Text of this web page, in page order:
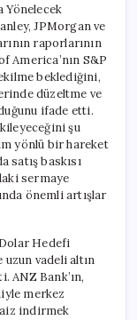
Yönelecek
JPMorgan ve
raporlarının
America’nın S&P
beklediğini,
düzeltme ve
ifade etti.
şu
yönlü bir hareket
baskısı
sermaye
önemli artışlar
Hedefi
uzun vadeli altın
Bank’ın,
merkez
indirmek